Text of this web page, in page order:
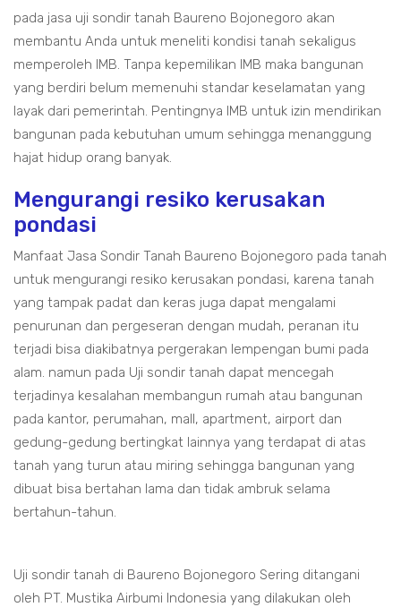
pada jasa uji sondir tanah Baureno Bojonegoro akan
membantu Anda untuk meneliti kondisi tanah sekaligus
memperoleh IMB. Tanpa kepemilikan IMB maka bangunan
yang berdiri belum memenuhi standar keselamatan yang
layak dari pemerintah. Pentingnya IMB untuk izin mendirikan
bangunan pada kebutuhan umum sehingga menanggung
hajat hidup orang banyak.
Mengurangi resiko kerusakan
pondasi
Manfaat Jasa Sondir Tanah Baureno Bojonegoro pada tanah
untuk mengurangi resiko kerusakan pondasi, karena tanah
yang tampak padat dan keras juga dapat mengalami
penurunan dan pergeseran dengan mudah, peranan itu
terjadi bisa diakibatnya pergerakan lempengan bumi pada
alam. namun pada Uji sondir tanah dapat mencegah
terjadinya kesalahan membangun rumah atau bangunan
pada kantor, perumahan, mall, apartment, airport dan
gedung-gedung bertingkat lainnya yang terdapat di atas
tanah yang turun atau miring sehingga bangunan yang
dibuat bisa bertahan lama dan tidak ambruk selama
bertahun-tahun.
Uji sondir tanah di Baureno Bojonegoro Sering ditangani
oleh PT. Mustika Airbumi Indonesia yang dilakukan oleh